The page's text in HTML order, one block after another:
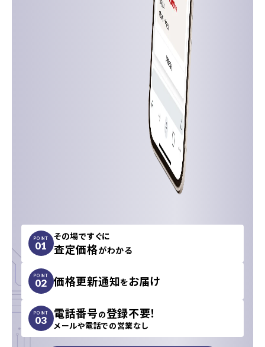
POINT
01
その場ですぐに
査定価格がわかる
POINT
02 価格更新通知をお届け
POINT
03 電話番号の登録不要！
メールや電話での営業なし